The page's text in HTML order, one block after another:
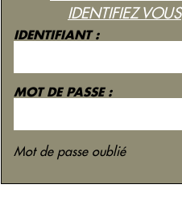
IDENTIFIEZ VOUS
IDENTIFIANT :
MOT DE PASSE :
Mot de passe oublié